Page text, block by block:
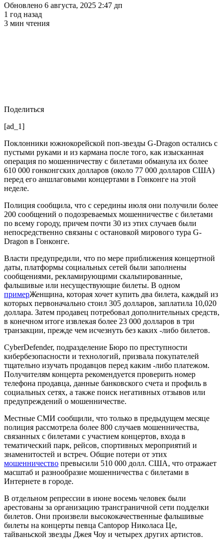
Обновлено 6 августа, 2025 2:47 дп
1 год назад
3 мин чтения
Поделиться
[ad_1]
Поклонники южнокорейской поп-звезды G-Dragon остались с
пустыми руками и из кармана после того, как изысканная
операция по мошенничеству с билетами обманула их более
610 000 гонконгских долларов (около 77 000 долларов США)
перед его аншлаговыми концертами в Гонконге на этой
неделе.
Полиция сообщила, что с середины июля они получили более
200 сообщений о подозреваемых мошенничестве с билетами
по всему городу, причем почти 30 из этих случаев были
непосредственно связаны с остановкой мирового тура G-
Dragon в Гонконге.
Власти предупредили, что по мере приближения концертной
даты, платформы социальных сетей были заполнены
сообщениями, рекламирующими скальпированные,
фальшивые или несуществующие билеты. В одном
примерЖенщина, которая хочет купить два билета, каждый из
которых первоначально стоил 305 долларов, заплатила 10,020
доллара. Затем продавец потребовал дополнительных средств,
в конечном итоге извлекая более 23 000 долларов в три
транзакции, прежде чем исчезнуть без каких -либо билетов.
CyberDefender, подразделение Бюро по преступности
кибербезопасности и технологий, призвала покупателей
тщательно изучать продавцов перед каким -либо платежом.
Получителям концерта рекомендуется проверить номер
телефона продавца, данные банковского счета и профиль в
социальных сетях, а также поиск негативных отзывов или
предупреждений о мошенничестве.
Местные СМИ сообщили, что только в предыдущем месяце
полиция рассмотрела более 800 случаев мошенничества,
связанных с билетами с участием концертов, входа в
тематический парк, рейсов, спортивных мероприятий и
знаменитостей и встреч. Общие потери от этих
мошенничество превысили 510 000 долл. США, что отражает
масштаб и разнообразие мошенничества с билетами в
Интернете в городе.
В отдельном репрессии в июне восемь человек были
арестованы за организацию трансграничной сети подделки
билетов. Они произвели высококачественные фальшивые
билеты на концерты певца Cantopop Николаса Це,
тайваньской звезды Джея Чоу и четырех других артистов.